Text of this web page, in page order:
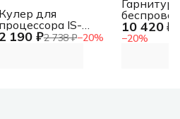
2 190 ₽2 738 ₽−20%
Кулер для
процессора IS-
50X_V3 ID-COOLING
10 420 ₽
−20%
Гарнитура
Logitech
100